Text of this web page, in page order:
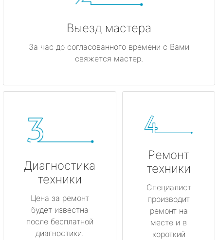
Выезд мастера
За час до согласованного времени с Вами
свяжется мастер.
Диагностика
техники
Цена за ремонт
будет известна
после бесплатной
диагностики.
Ремонт
техники
Специалист
производит
ремонт на
месте и в
короткий